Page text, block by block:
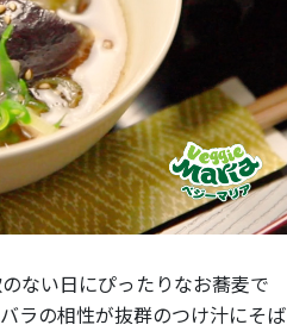
ない日にぴったりなお蕎麦で
ラの相性が抜群のつけ汁にそば